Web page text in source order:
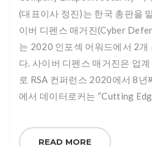
(대표이사 정진)는 한국 총판을
이버 디펜스 매거진(Cyber
는 2020 인포섹 어워드에서 2개
다. 사이버 디펜스 매거진은 업
로 RSA 컨퍼런스 2020에서 8년
에서 데이터로커는 “Cutting
READ MORE